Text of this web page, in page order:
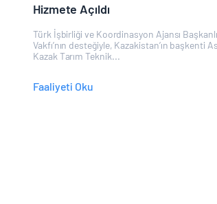
Hizmete Açıldı
Türk İşbirliği ve Koordinasyon Ajansı
Vakfı’nın desteğiyle, Kazakistan’ın başkenti
Kazak Tarım Teknik...
Faaliyeti Oku